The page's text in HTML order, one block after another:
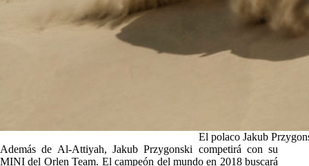
El polaco Jakub
Además de Al-Attiyah, Jakub Przygonski competirá con su
MINI del Orlen Team. El campeón del mundo en 2018 buscará